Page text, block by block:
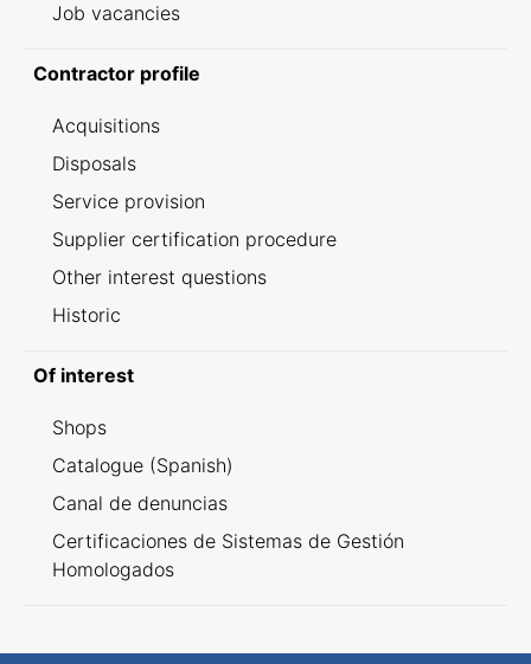
Job vacancies
Contractor profile
Acquisitions
Disposals
Service provision
Supplier certification procedure
Other interest questions
Historic
Of interest
Shops
Catalogue (Spanish)
Canal de denuncias
Certificaciones de Sistemas de Gestión
Homologados